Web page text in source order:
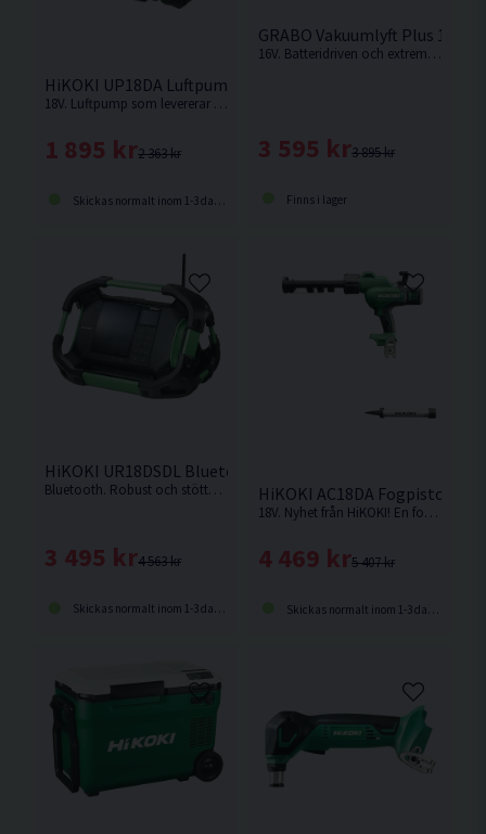
HiKOKI UP18DA Luftpump 18V
18V. Luftpump som levererar 11 bars tryck från HiKOKI Power Tools. Levereras utan batteri och laddare.
2 363 kr
1 895 kr
Skickas normalt inom 1-3 dagar
GRABO Vakuumlyft Plus 16V
16V. Batteridriven och extremt stark plattlyft för många olika typer material som t.ex. kakel, klinker, granitkeramik, natursten, marksten och glas.
3 895 kr
3 595 kr
Finns i lager
HiKOKI UR18DSDL Bluetooth Radio DAB 14,4-18V
Bluetooth. Robust och stöttålig radio med många funktioner och bra ljud. Levereras utan batteri och laddare.
4 563 kr
3 495 kr
Skickas normalt inom 1-3 dagar
HiKOKI AC18DA Fogpistol 18V
18V. Nyhet från HiKOKI! En fogpistol med verktygslöst byte av tillbehör och autoreverserande droppspärrfunktion. Levereras utan batteri och laddare.
5 407 kr
4 469 kr
Skickas normalt inom 1-3 dagar